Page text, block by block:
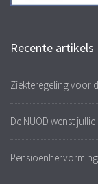
Recente artikels
Ziekteregeling voor
De NUOD wenst
Pensioenhervorming